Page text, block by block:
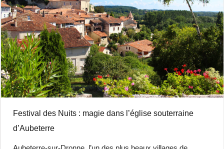
Festival des Nuits : magie dans l’église souterraine
d’Aubeterre